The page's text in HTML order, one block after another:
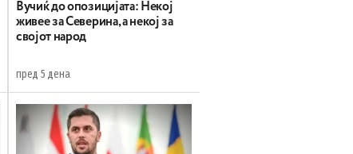
Вучиќ до опозицијата: Некој
живее за Северина, а некој за
својот народ
пред 5 дена